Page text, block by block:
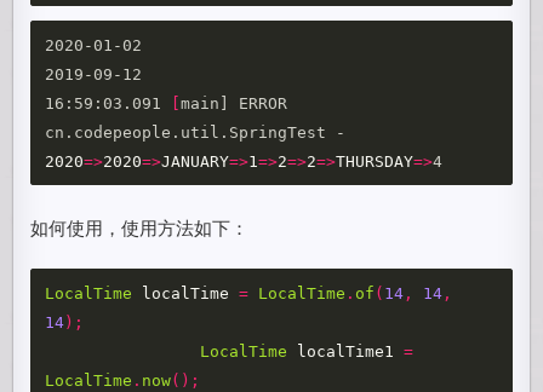
2020-01-02
2019-09-12
16:59:03.091
[main] ERROR
2020=>2020=>JANUARY=>1=>2=>2=>THURSDAY=>
如何使用，使用方法如下：
LocalTime localTime = LocalTime . of ( 14 , 14 ,
14 );
LocalTime
localTime1
=
LocalTime . now();